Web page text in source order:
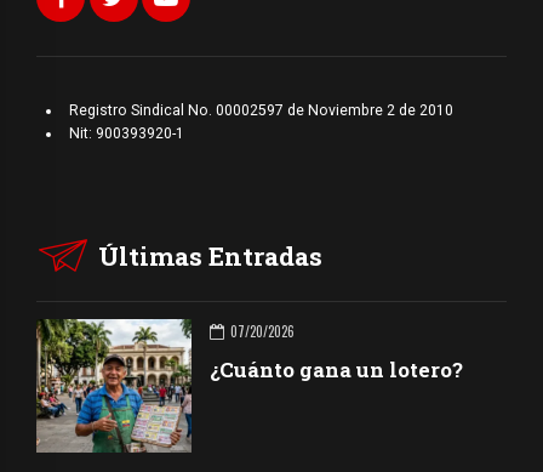
Registro Sindical No. 00002597 de Noviembre 2 de 2010
Nit: 900393920-1
Últimas Entradas
07/20/2026
¿Cuánto gana un lotero?